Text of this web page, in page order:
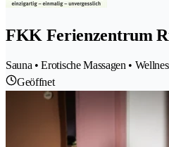
FKK Ferienzentrum
Sauna • Erotische Massagen •
Geöffnet